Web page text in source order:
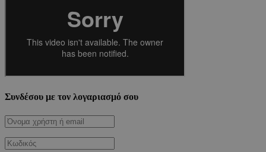
Συνδέσου με τον λογαριασμό σου